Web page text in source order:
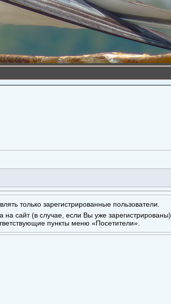
только зарегистрированные пользователи.
на сайт (в случае, если Вы уже зарегистрированы)
пункты меню «Посетители».